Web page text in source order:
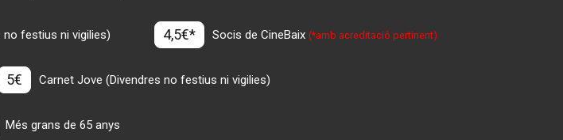
no festius ni vigilies) 4,5€* Socis de CineBaix(*amb acreditació pertinent)
5€ Carnet Jove (Divendres no festius ni vigilies)
Més grans de 65 anys